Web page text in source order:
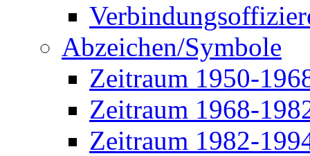
Abzeichen/Symbole
Zeitraum 1950-
Zeitraum 1968-
Zeitraum 1982-